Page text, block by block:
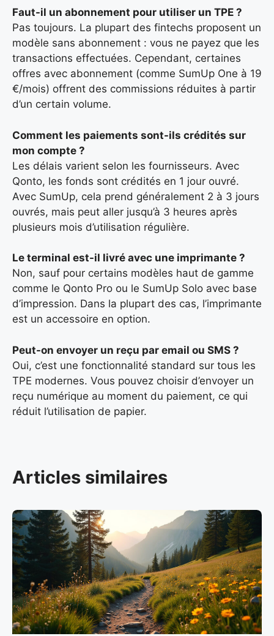
Faut-il un abonnement pour utiliser un TPE ?
Pas toujours. La plupart des fintechs proposent un
modèle sans abonnement : vous ne payez que les
transactions effectuées. Cependant, certaines
offres avec abonnement (comme SumUp One à 19
€/mois) offrent des commissions réduites à partir
d’un certain volume.
Comment les paiements sont-ils crédités sur
mon compte ?
Les délais varient selon les fournisseurs. Avec
Qonto, les fonds sont crédités en 1 jour ouvré.
Avec SumUp, cela prend généralement 2 à 3 jours
ouvrés, mais peut aller jusqu’à 3 heures après
plusieurs mois d’utilisation régulière.
Le terminal est-il livré avec une imprimante ?
Non, sauf pour certains modèles haut de gamme
comme le Qonto Pro ou le SumUp Solo avec base
d’impression. Dans la plupart des cas, l’imprimante
est un accessoire en option.
Peut-on envoyer un reçu par email ou SMS ?
Oui, c’est une fonctionnalité standard sur tous les
TPE modernes. Vous pouvez choisir d’envoyer un
reçu numérique au moment du paiement, ce qui
réduit l’utilisation de papier.
Articles similaires